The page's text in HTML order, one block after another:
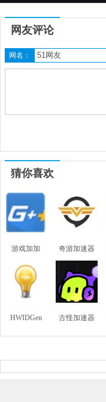
网友评论
网名：
猜你喜欢
游戏加加 奇游加速器
HWIDGen 古怪加速器